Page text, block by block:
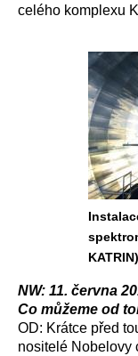
celého komplexu
NW: 11. června
Co můžeme od
OD: Krátce před
nositelé Nobelovy